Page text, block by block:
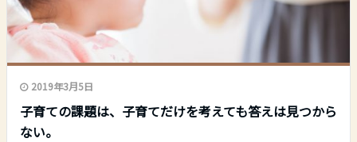
2019年3月5日
子育ての課題は、子育てだけを考えても答えは見つから
ない。